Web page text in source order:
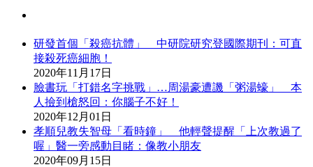
研發首個「殺癌抗體」 中研院研究登國際期刊：可直
接殺死癌細胞！
2020年11月17日
臉書玩「打錯名字挑戰」…周湯豪遭譏「粥湯蠔」 本
人撿到槍怒回：你腦子不好！
2020年12月01日
孝順兒教失智母「看時鐘」 他輕聲提醒「上次教過了
喔」醫一旁感動目睹：像教小朋友
2020年09月15日